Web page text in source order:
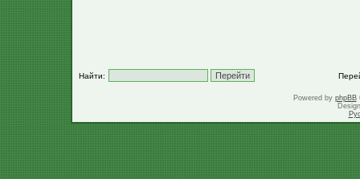
Найти:
Powered by phpBB